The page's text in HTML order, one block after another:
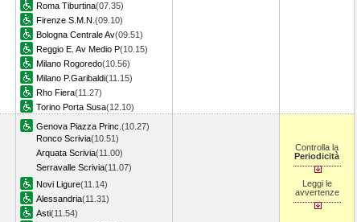
Roma Tiburtina(07.35)
Firenze S.M.N. (09.10)
Bologna Centrale Av(09.51)
Reggio E. Av Medio P(10.15)
Milano Rogoredo(10.56)
Milano P.Garibaldi(11.15)
Rho Fiera(11.27)
Torino Porta Susa(12.10)
Genova Piazza Princ. (10.27)
Ronco Scrivia(10.51)
Arquata Scrivia(11.00)
Serravalle Scrivia(11.07)
Novi Ligure(11.14)
Alessandria(11.31)
Asti(11.54)
Controlla la
Periodicità
Leggi le
avvertenze